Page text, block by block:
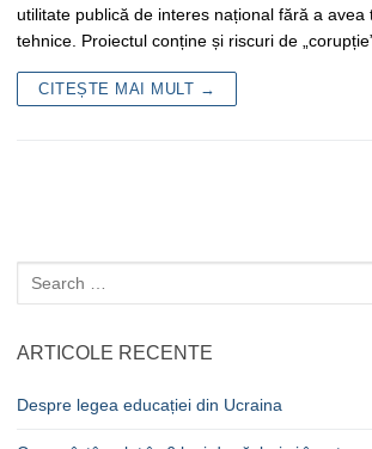
utilitate publică de interes național fără a avea
tehnice. Proiectul conține și riscuri de
CITEȘTE MAI MULT →
Caută
după:
ARTICOLE RECENTE
Despre legea educației din Ucraina